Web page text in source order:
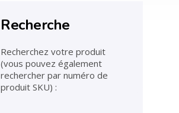
Recherche
Recherchez votre produit
(vous pouvez également
rechercher par numéro de
produit SKU) :